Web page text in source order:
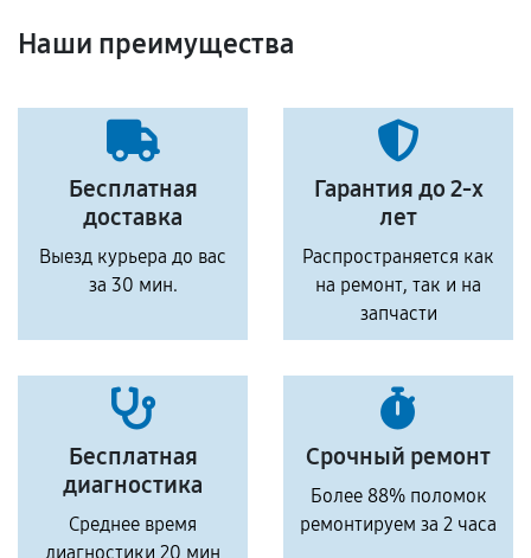
Наши преимущества
Бесплатная
доставка
Выезд курьера до вас
за 30 мин.
Гарантия до 2-х
лет
Распространяется как
на ремонт, так и на
запчасти
Бесплатная
диагностика
Среднее время
диагностики 20 мин
Срочный ремонт
Более 88% поломок
ремонтируем за 2 часа